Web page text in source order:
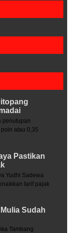
penutupan
atau 0,35
Pastikan
Yudhi Sadewa
tarif pajak
Sudah
Tambang